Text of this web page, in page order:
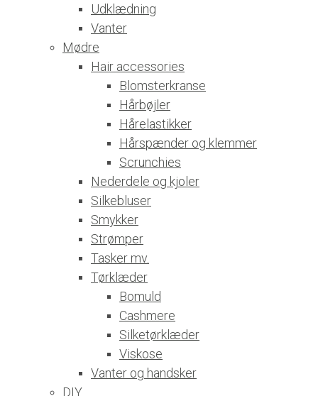
Udklædning
Vanter
Mødre
Hair accessories
Blomsterkranse
Hårbøjler
Hårelastikker
Hårspænder og klemmer
Scrunchies
Nederdele og kjoler
Silkebluser
Smykker
Strømper
Tasker mv.
Tørklæder
Bomuld
Cashmere
Silketørklæder
Viskose
Vanter og handsker
DIY